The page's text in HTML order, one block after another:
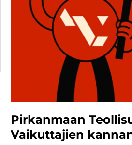
Pirkanmaan
Vaikuttajien